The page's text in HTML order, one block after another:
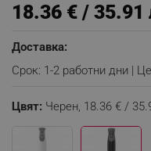
18.36 € / 35.91
Доставка:
Срок: 1-2 работни дни |
Цвят: Черен, 18.36 € /